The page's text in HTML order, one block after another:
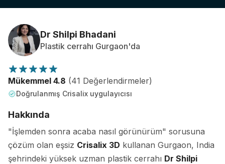
Hasta incelemeleri
Dr Shilpi Bhadani
Plastik cerrahı Gurgaon'da
Mükemmel 4.8 (41 Değerlendirmeler)
Doğrulanmış Crisalix uygulayıcısı
Hakkında
"İşlemden sonra acaba nasıl görünürüm" sorusuna
çözüm olan eşsiz Crisalix 3D kullanan Gurgaon, India
şehrindeki yüksek uzman plastik cerrahı Dr Shilpi